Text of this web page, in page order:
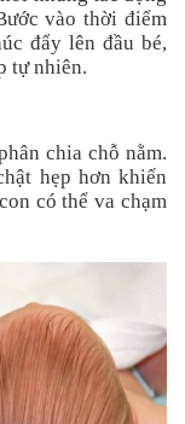
vào thời điểm
đẩy lên đầu bé,
tự nhiên.
chia chỗ nằm.
hẹp hơn khiến
có thể va chạm